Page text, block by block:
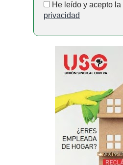
He leído y acepto la
privacidad